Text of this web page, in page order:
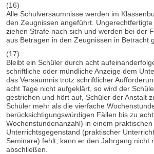
(16)
Alle Schulversäumnisse werden im
den Zeugnissen angeführt.
ziehen Strafe nach sich und werden bei der
aus Betragen in den Zeugnissen in Betracht
(17)
Bleibt ein Schüler durch acht
schriftliche oder mündliche Anzeige dem
das Versäumnis trotz schriftlicher
acht Tage nicht aufgeklärt, so wird der
gestrichen und hört auf, Schüler der Anstalt
Schüler mehr als die vierfache
berücksichtigungswürdigen Fällen bis zu
Wochenstundenanzahl) in einem praktischen
Unterrichtsgegenstand (praktischer
Seminare) fehlt, kann er den Jahrgang nicht
abschließen.